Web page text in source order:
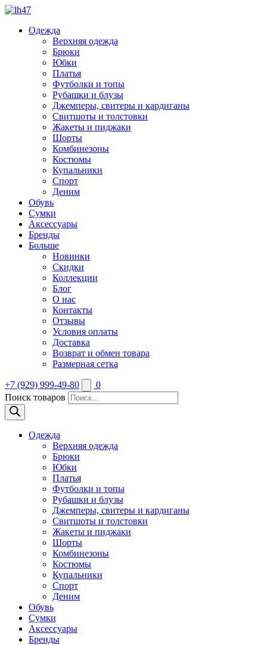
Одежда
Верхняя одежда
Брюки
Юбки
Платья
Футболки и топы
Рубашки и блузы
Джемперы, свитеры и кардиганы
Свитшоты и толстовки
Жакеты и пиджаки
Шорты
Комбинезоны
Костюмы
Купальники
Спорт
Деним
Обувь
Сумки
Аксессуары
Бренды
Больше
Новинки
Скидки
Коллекции
Блог
О нас
Контакты
Отзывы
Условия оплаты
Доставка
Возврат и обмен товара
Размерная сетка
+7 (929) 999-49-80
0
Поиск товаров
Одежда
Верхняя одежда
Брюки
Юбки
Платья
Футболки и топы
Рубашки и блузы
Джемперы, свитеры и кардиганы
Свитшоты и толстовки
Жакеты и пиджаки
Шорты
Комбинезоны
Костюмы
Купальники
Спорт
Деним
Обувь
Сумки
Аксессуары
Бренды